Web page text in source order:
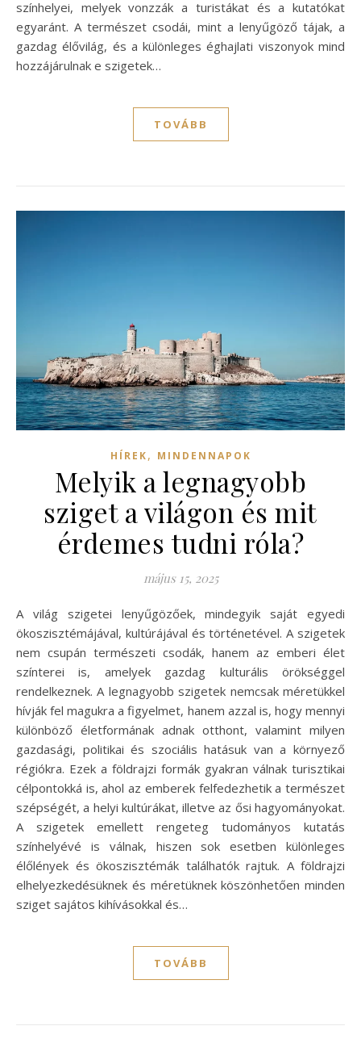
színhelyei, melyek vonzzák a turistákat és a kutatókat
egyaránt. A természet csodái, mint a lenyűgöző tájak, a
gazdag élővilág, és a különleges éghajlati viszonyok mind
hozzájárulnak e szigetek…
TOVÁBB
HÍREK, MINDENNAPOK
Melyik a legnagyobb
sziget a világon és mit
érdemes tudni róla?
május 15, 2025
A világ szigetei lenyűgözőek, mindegyik saját egyedi
ökoszisztémájával, kultúrájával és történetével. A szigetek
nem csupán természeti csodák, hanem az emberi élet
színterei is, amelyek gazdag kulturális örökséggel
rendelkeznek. A legnagyobb szigetek nemcsak méretükkel
hívják fel magukra a figyelmet, hanem azzal is, hogy mennyi
különböző életformának adnak otthont, valamint milyen
gazdasági, politikai és szociális hatásuk van a környező
régiókra. Ezek a földrajzi formák gyakran válnak turisztikai
célpontokká is, ahol az emberek felfedezhetik a természet
szépségét, a helyi kultúrákat, illetve az ősi hagyományokat.
A szigetek emellett rengeteg tudományos kutatás
színhelyévé is válnak, hiszen sok esetben különleges
élőlények és ökoszisztémák találhatók rajtuk. A földrajzi
elhelyezkedésüknek és méretüknek köszönhetően minden
sziget sajátos kihívásokkal és…
TOVÁBB